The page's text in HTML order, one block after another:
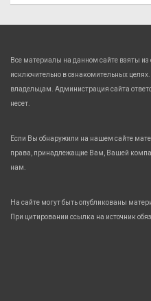
Все материалы на данном сайте взяты
исключительно в ознакомительных
владельцам. Администрация сайта
несет.
Если Вы обнаружили на нашем сайте
права, принадлежащие Вам, Вашей
нам.
На сайте могут быть опубликованы
При цитировании ссылка на источник